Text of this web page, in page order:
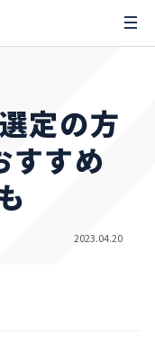
定の方
すすめ
2023.04.20